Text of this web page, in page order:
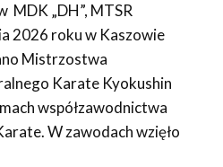
MDK „DH”, MTSR
2026 roku w Kaszowie
Mistrzostwa
Karate Kyokushin
współzawodnictwa
W zawodach wzięło